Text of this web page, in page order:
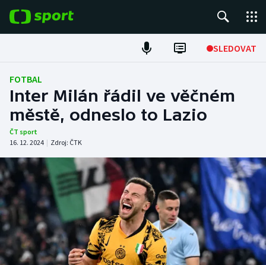
SLEDOVAT
Fotbal
Hokej
Tenis
Atletika
Cyklistika
DALŠÍ SPORTY
Americký fotbal
NEPŘEHLÉDNĚTE
FOTBAL
Inter Milán řádil ve věčném
městě, odneslo to Lazio
ČT sport
16. 12. 2024 | Zdroj: ČTK